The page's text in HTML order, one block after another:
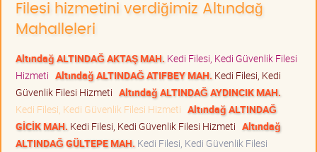
Filesi hizmetini verdiğimiz Altındağ
Mahalleleri
Altındağ ALTINDAĞ AKTAŞ MAH. Kedi Filesi, Kedi Güvenlik Filesi
Hizmeti Altındağ ALTINDAĞ ATIFBEY MAH. Kedi Filesi, Kedi
Güvenlik Filesi Hizmeti Altındağ ALTINDAĞ AYDINCIK MAH.
Kedi Filesi, Kedi Güvenlik Filesi Hizmeti Altındağ ALTINDAĞ
GİCİK MAH. Kedi Filesi, Kedi Güvenlik Filesi Hizmeti Altındağ
ALTINDAĞ GÜLTEPE MAH. Kedi Filesi, Kedi Güvenlik Filesi